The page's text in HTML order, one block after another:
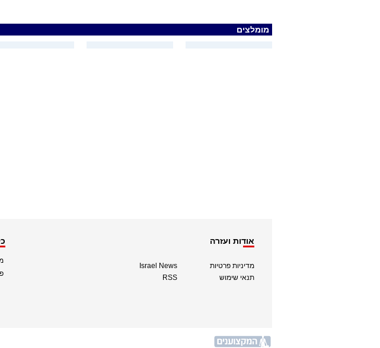
מומלצים
אודות ועזרה
מדיניות פרטיות
תנאי שימוש
Israel News
RSS